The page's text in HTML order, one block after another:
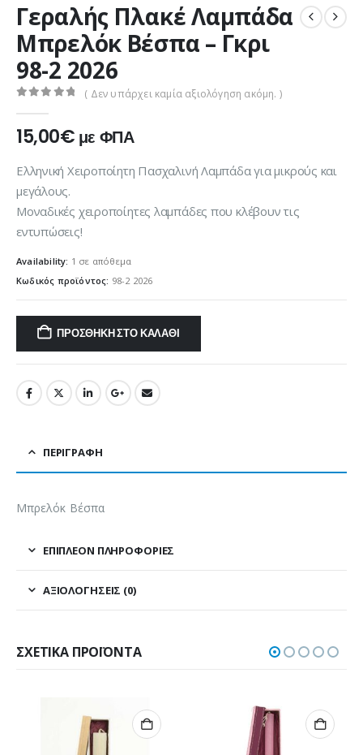
Γεραλής Πλακέ Λαμπάδα
Μπρελόκ Βέσπα – Γκρι
98-2 2026
( Δεν υπάρχει καμία αξιολόγηση ακόμη. )
15,00€ με ΦΠΑ
Ελληνική Χειροποίητη Πασχαλινή Λαμπάδα για μικρούς και
μεγάλους.
Μοναδικές χειροποίητες λαμπάδες που κλέβουν τις
εντυπώσεις!
Availability: 1 σε απόθεμα
Κωδικός προϊόντος: 98-2 2026
ΠΡΟΣΘΉΚΗ ΣΤΟ ΚΑΛΆΘΙ
ΠΕΡΙΓΡΑΦΉ
Μπρελόκ Βέσπα
ΕΠΙΠΛΈΟΝ ΠΛΗΡΟΦΟΡΊΕΣ
ΑΞΙΟΛΟΓΉΣΕΙΣ (0)
ΣΧΕΤΙΚΆ ΠΡΟΪΌΝΤΑ